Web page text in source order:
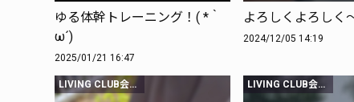
ゆる体幹トレーニング！( *｀
ω´)
2025/01/21 16:47
よろしくよろしく
2024/12/05 14:19
LIVING CLUB会員限定 LIVING CLUB会員限定